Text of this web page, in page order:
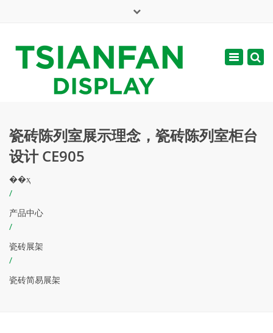
周一 - 周六: 7:00 - 17:00
Toggle
瓷砖陈列室展示理念，瓷砖陈列室柜台
设计 CE905
��ҳ
/
产品中心
/
瓷砖展架
/
瓷砖简易展架